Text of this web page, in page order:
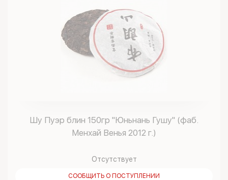
Шу Пуэр блин 150гр "Юньнань Гушу" (фаб.
Менхай Венья 2012 г.)
Отсутствует
СООБЩИТЬ О ПОСТУПЛЕНИИ